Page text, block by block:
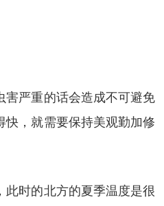
害严重的话会造成不可避免
，就需要保持美观勤加修
时的北方的夏季温度是很